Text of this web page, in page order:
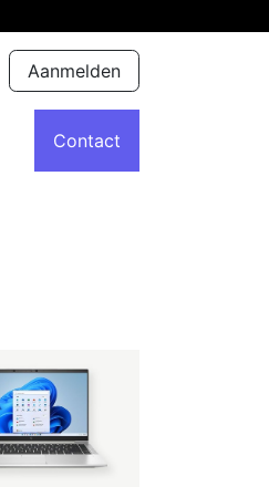
Aanmelden
Afspraak
Contact